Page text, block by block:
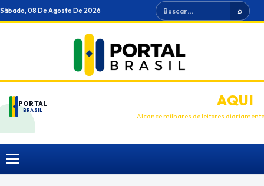
Ir
para
Sábado, 08 De Agosto De 2026 Buscar ⌕
PORTAL
BRASIL
ANUNCIEAQUI
Alcance milhares de leitores diariamente
Menu